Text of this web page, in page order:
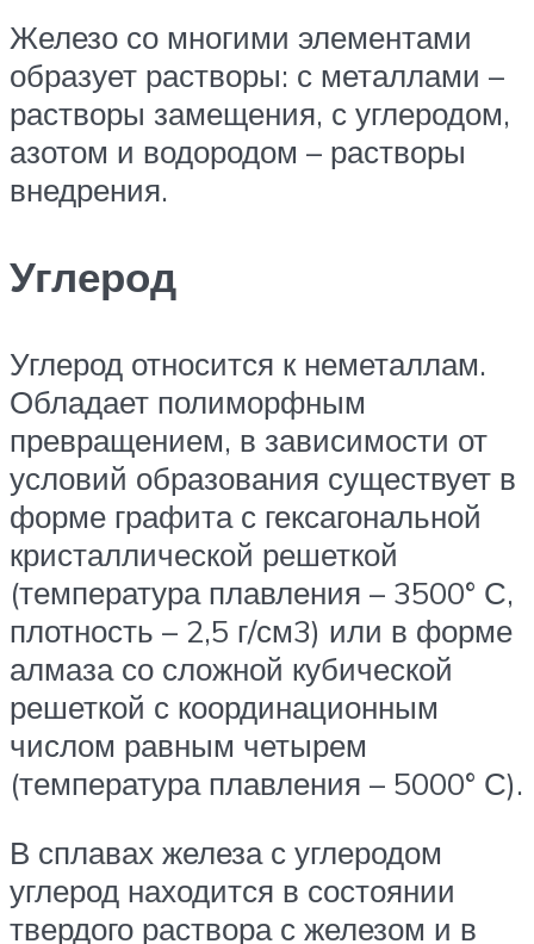
Железо со многими элементами
образует растворы: с металлами –
растворы замещения, с углеродом,
азотом и водородом – растворы
внедрения.
Углерод
Углерод относится к неметаллам.
Обладает полиморфным
превращением, в зависимости от
условий образования существует в
форме графита с гексагональной
кристаллической решеткой
(температура плавления – 3500° С,
плотность – 2,5 г/см3) или в форме
алмаза со сложной кубической
решеткой с координационным
числом равным четырем
(температура плавления – 5000° С).
В сплавах железа с углеродом
углерод находится в состоянии
твердого раствора с железом и в